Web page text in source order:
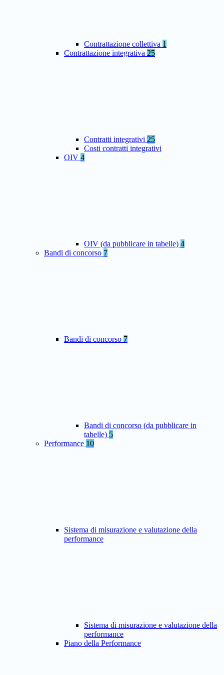
Contrattazione collettiva 1
Contrattazione integrativa 25
Contratti integrativi 25
Costi contratti integrativi
OIV 4
OIV (da pubblicare in tabelle) 4
Bandi di concorso 7
Bandi di concorso 7
Bandi di concorso (da pubblicare in
tabelle) 5
Performance 10
Sistema di misurazione e valutazione della
performance
Sistema di misurazione e valutazione della
performance
Piano della Performance